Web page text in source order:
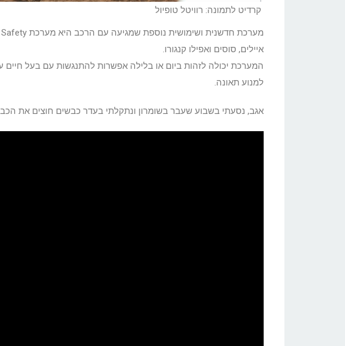
קרדיט לתמונה: רוויטל טופיול
איילים, סוסים ואפילו קנגורו.
המערכת יכולה לזהות ביום או בלילה אפשרות להתנגשות עם בעל חיים
למנוע תאונה.
אגב, נסעתי בשבוע שעבר בשומרון ונתקלתי בעדר כבשים חוצים את